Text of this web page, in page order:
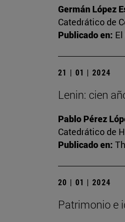
Germán López
Catedrático de
Publicado en:
21 | 01 | 2024
Lenin: cien
Pablo Pérez
Catedrático de
Publicado en:
20 | 01 | 2024
Patrimonio e